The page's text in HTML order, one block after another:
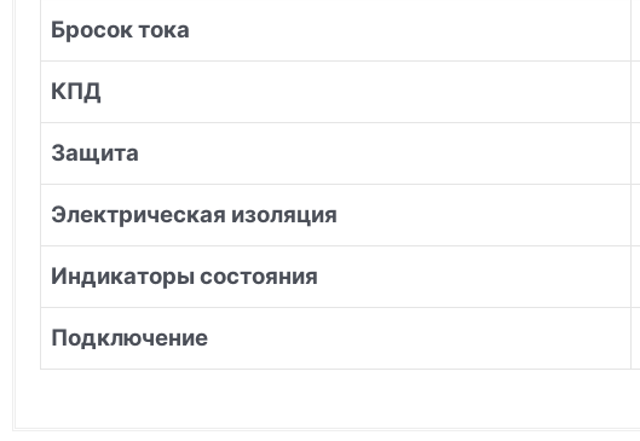
Бросок тока
КПД
Защита
Электрическая изоляция
Индикаторы состояния
Подключение